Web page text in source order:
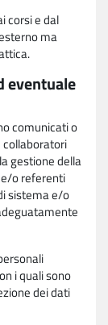
corsi e dal
ma
eventuale
comunicati o
collaboratori
gestione della
o referenti
sistema e/o
i quali sono
dei dati